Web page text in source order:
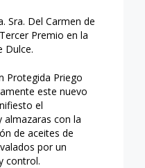
Sra. Del Carmen de
Premio en la
Dulce.
Protegida Priego
este nuevo
el
con la
de aceites de
por un
control.